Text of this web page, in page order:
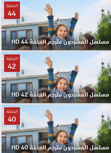
الحلقة
44
مسلسل المشردون مترجم الحلقة 44 HD
الحلقة
42
مسلسل المشردون مترجم الحلقة 42 HD
الحلقة
40
مسلسل المشردون مترجم الحلقة 40 HD